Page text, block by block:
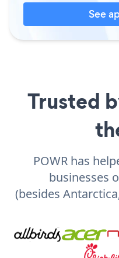
See
Trusted
POWR has
businesses
(besides